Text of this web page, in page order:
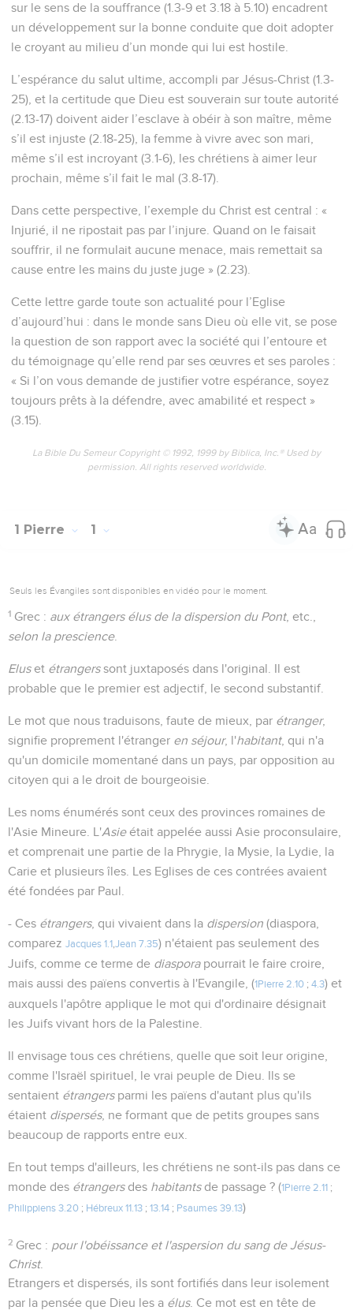
sur le sens de la souffrance (1.3-9 et 3.18 à 5.10) encadrent
un développement sur la bonne conduite que doit adopter
le croyant au milieu d’un monde qui lui est hostile.
L’espérance du salut ultime, accompli par Jésus-Christ (1.3-
25), et la certitude que Dieu est souverain sur toute autorité
(2.13-17) doivent aider l’esclave à obéir à son maître, même
s’il est injuste (2.18-25), la femme à vivre avec son mari,
même s’il est incroyant (3.1-6), les chrétiens à aimer leur
prochain, même s’il fait le mal (3.8-17).
Dans cette perspective, l’exemple du Christ est central : «
Injurié, il ne ripostait pas par l’injure. Quand on le faisait
souffrir, il ne formulait aucune menace, mais remettait sa
cause entre les mains du juste juge » (2.23).
Cette lettre garde toute son actualité pour l’Eglise
d’aujourd’hui : dans le monde sans Dieu où elle vit, se pose
la question de son rapport avec la société qui l’entoure et
du témoignage qu’elle rend par ses œuvres et ses paroles :
« Si l’on vous demande de justifier votre espérance, soyez
toujours prêts à la défendre, avec amabilité et respect »
(3.15).
La Bible Du Semeur Copyright © 1992, 1999 by Biblica, Inc.® Used by
permission. All rights reserved worldwide.
1 Pierre 1
Seuls les Évangiles sont disponibles en vidéo pour le moment.
1 Grec : aux étrangers élus de la dispersion du Pont, etc.,
selon la prescience.
Eluset étrangerssont juxtaposés dans l'original. Il est
probable que le premier est adjectif, le second substantif.
Le mot que nous traduisons, faute de mieux, par étranger,
signifie proprement l'étranger en séjour, l'habitant, qui n'a
qu'un domicile momentané dans un pays, par opposition au
citoyen qui a le droit de bourgeoisie.
Les noms énumérés sont ceux des provinces romaines de
l'Asie Mineure. L'Asieétait appelée aussi Asie proconsulaire,
et comprenait une partie de la Phrygie, la Mysie, la Lydie, la
Carie et plusieurs îles. Les Eglises de ces contrées avaient
été fondées par Paul.
- Ces étrangers, qui vivaient dans la dispersion (diaspora,
comparez Jacques 1.1 Jean 7.35) n'étaient pas seulement des
Juifs, comme ce terme de diasporapourrait le faire croire,
mais aussi des païens convertis à l'Evangile, (1Pierre 2.10 ; 4.3) et
auxquels l'apôtre applique le mot qui d'ordinaire désignait
les Juifs vivant hors de la Palestine.
Il envisage tous ces chrétiens, quelle que soit leur origine,
comme l'Israël spirituel, le vrai peuple de Dieu. Ils se
sentaient étrangersparmi les païens d'autant plus qu'ils
étaient dispersés, ne formant que de petits groupes sans
beaucoup de rapports entre eux.
En tout temps d'ailleurs, les chrétiens ne sont-ils pas dans ce
monde des étrangersdes habitantsde passage ? (1Pierre 2.11 ;
Philippiens 3.20 ; Hébreux 11.13 ; 13.14 ; Psaumes 39.13)
2 Grec : pour l'obéissance et l'aspersion du sang de Jésus-
Christ.
Etrangers et dispersés, ils sont fortifiés dans leur isolement
par la pensée que Dieu les a élus. Ce mot est en tête de